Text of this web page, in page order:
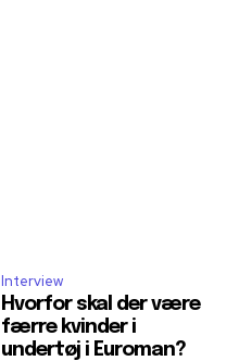
Interview
Hvorfor skal der være
færre kvinder i
undertøj i Euroman?